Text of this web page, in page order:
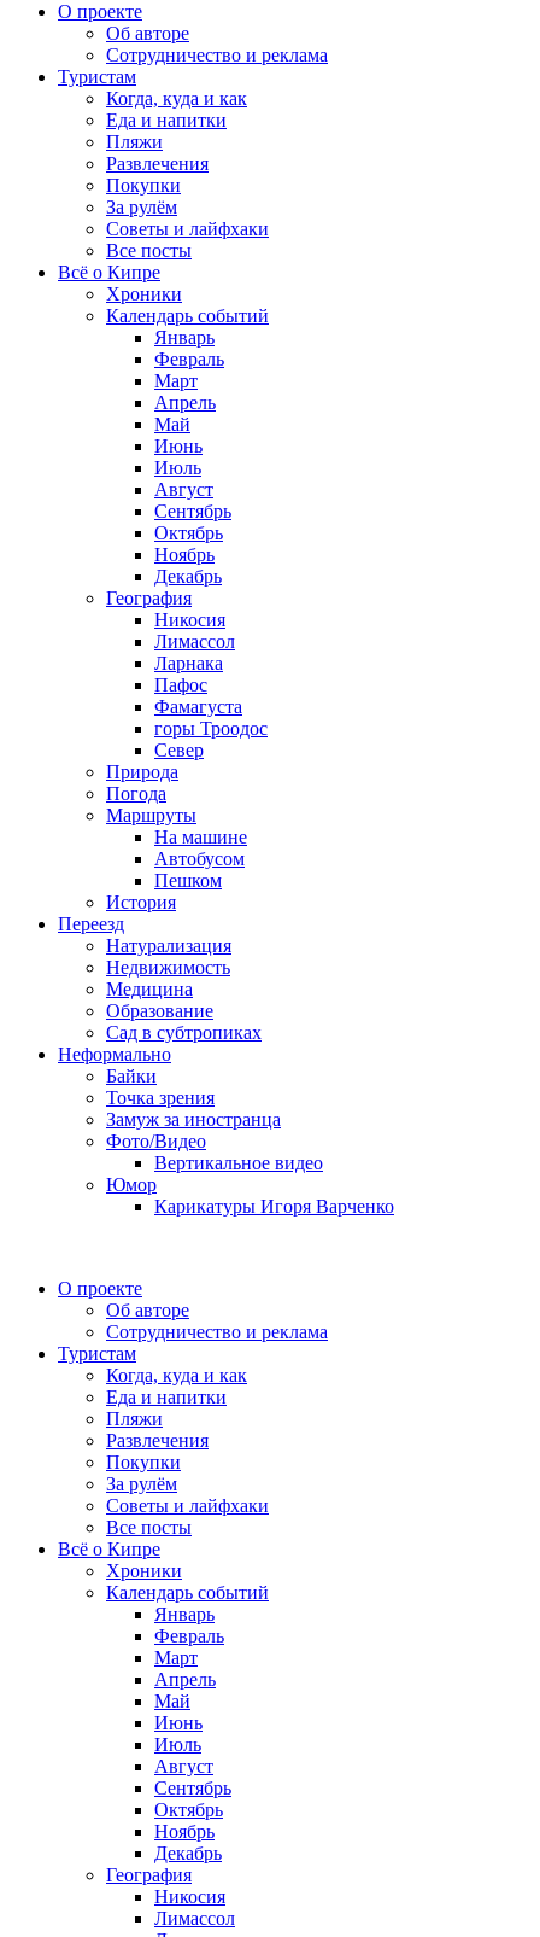
О проекте
Об авторе
Сотрудничество и реклама
Туристам
Когда, куда и как
Еда и напитки
Пляжи
Развлечения
Покупки
За рулём
Советы и лайфхаки
Все посты
Всё о Кипре
Хроники
Календарь событий
Январь
Февраль
Март
Апрель
Май
Июнь
Июль
Август
Сентябрь
Октябрь
Ноябрь
Декабрь
География
Никосия
Лимассол
Ларнака
Пафос
Фамагуста
горы Троодос
Север
Природа
Погода
Маршруты
На машине
Автобусом
Пешком
История
Переезд
Натурализация
Недвижимость
Медицина
Образование
Сад в субтропиках
Неформально
Байки
Точка зрения
Замуж за иностранца
Фото/Видео
Вертикальное видео
Юмор
Карикатуры Игоря Варченко
О проекте
Об авторе
Сотрудничество и реклама
Туристам
Когда, куда и как
Еда и напитки
Пляжи
Развлечения
Покупки
За рулём
Советы и лайфхаки
Все посты
Всё о Кипре
Хроники
Календарь событий
Январь
Февраль
Март
Апрель
Май
Июнь
Июль
Август
Сентябрь
Октябрь
Ноябрь
Декабрь
География
Никосия
Лимассол